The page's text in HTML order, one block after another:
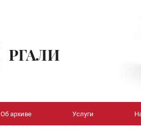
РГАЛИ
Об архиве Услуги